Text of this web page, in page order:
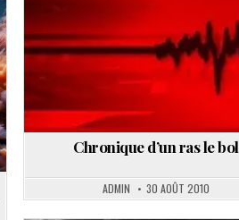
Chronique d’un ras le bol
ADMIN 30 AOÛT 2010